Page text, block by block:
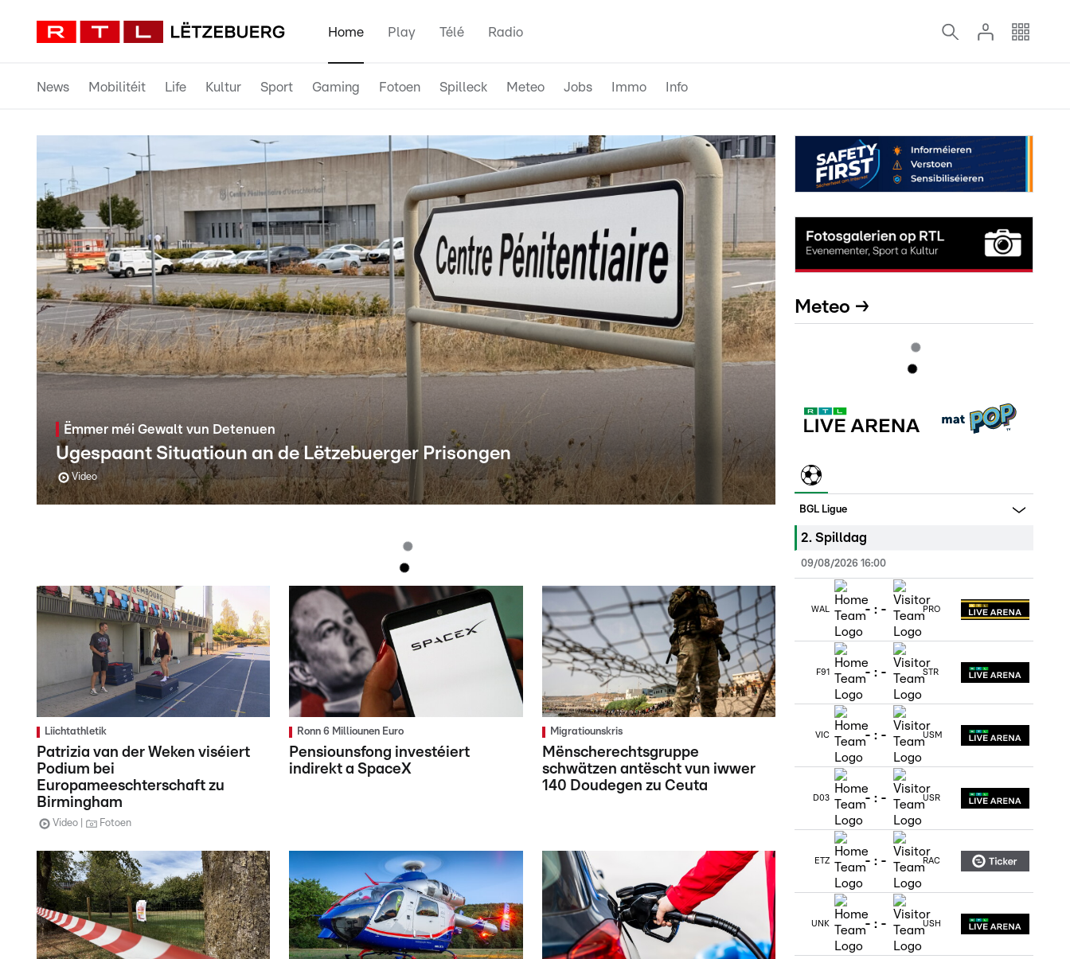
Home Play Télé Radio
News Mobilitéit Life Kultur Sport Gaming Fotoen Spilleck Meteo Jobs Immo Info
Ëmmer méi Gewalt vun Detenuen
Ugespaant Situatioun an de Lëtzebuerger Prisongen
Video
Liichtathletik
Patrizia van der Weken viséiert
Podium bei
Europameeschterschaft zu
Birmingham
Video Fotoen
Ronn 6 Milliounen Euro
Pensiounsfong investéiert
indirekt a SpaceX
Migratiounskris
Mënscherechtsgruppe
schwätzen antëscht vun iwwer
140 Doudegen zu Ceuta
Meteo →
BGL Ligue
2. Spilldag
09/08/2026 16:00
WAL - : - PRO
F91 - : - STR
VIC - : - USM
D03 - : - USR
ETZ - : - RAC
UNK - : - USH